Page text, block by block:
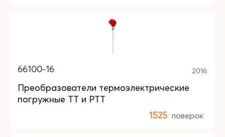
66100-16 2016
Преобразователи термоэлектрические
погружные ТТ и РТТ
1525 поверок